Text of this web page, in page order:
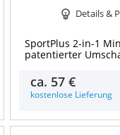
Details &
SportPlus 2-in-1
patentierter
ca. 57 €
kostenlose Lieferung